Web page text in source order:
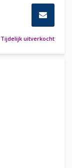
Tijdelijk uitverkocht